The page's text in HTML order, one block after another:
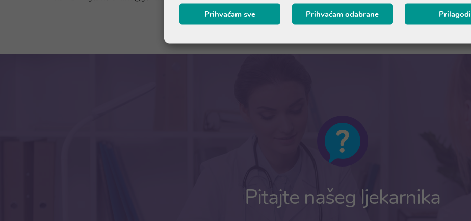
Pitajte našeg ljekarnika
Prihvaćam sve Prihvaćam odabrane Prilagodi